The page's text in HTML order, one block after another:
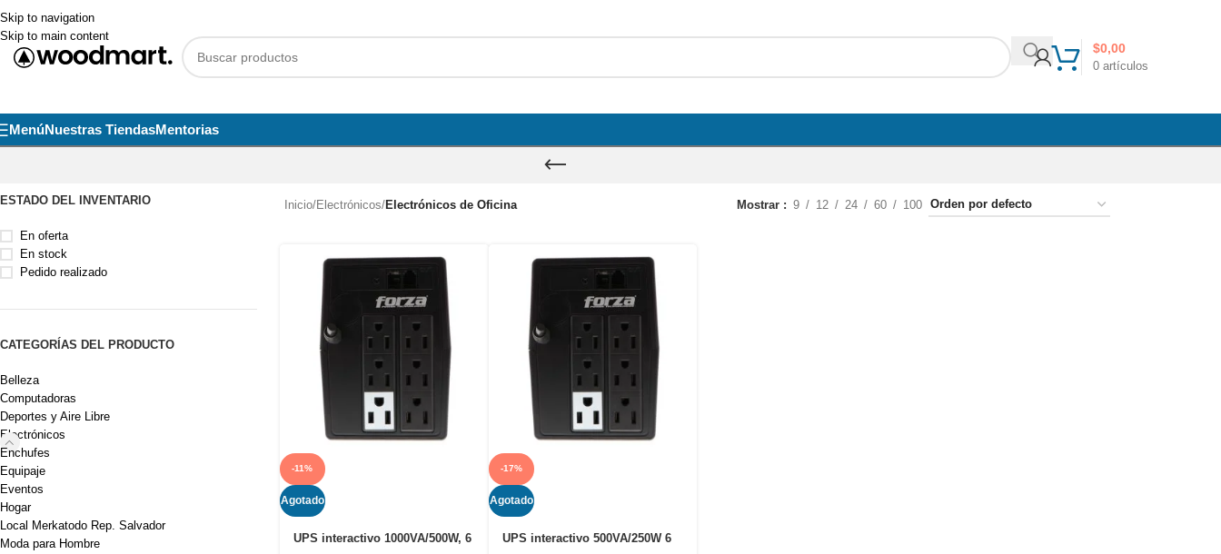
Skip to navigation
Skip to main content
0artículos
$0,00
MenúNuestras TiendasMentorias
ESTADO DEL INVENTARIO
En oferta
En stock
Pedido realizado
CATEGORÍAS DEL PRODUCTO
Belleza
Computadoras
Deportes y Aire Libre
Electrónicos
Enchufes
Equipaje
Eventos
Hogar
Local Merkatodo Rep. Salvador
Moda para Hombre
Inicio/Electrónicos/Electrónicos de Oficina Mostrar 9 12 24 60 100
-11%
Agotado
UPS interactivo 1000VA/500W, 6
-17%
Agotado
UPS interactivo 500VA/250W 6